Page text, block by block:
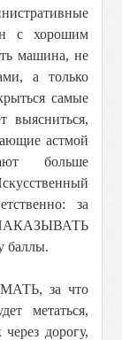
с хорошим
машина, не
а только
самые
выясниться,
астмой
больше
за
НАКАЗЫВАТЬ
баллы.
за что
метаться,
дорогу,